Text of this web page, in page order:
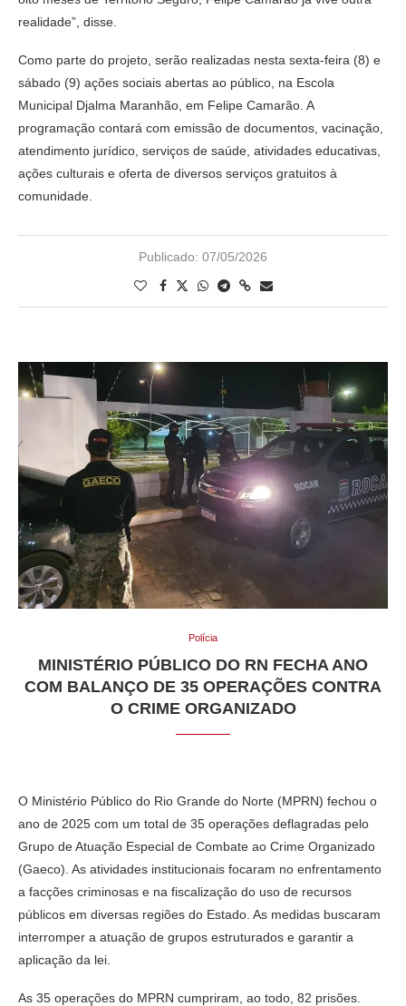
realidade”, disse.
Como parte do projeto, serão realizadas nesta sexta-feira (8) e
sábado (9) ações sociais abertas ao público, na Escola
Municipal Djalma Maranhão, em Felipe Camarão. A
programação contará com emissão de documentos, vacinação,
atendimento jurídico, serviços de saúde, atividades educativas,
ações culturais e oferta de diversos serviços gratuitos à
comunidade.
Publicado: 07/05/2026
Polícia
MINISTÉRIO PÚBLICO DO RN FECHA ANO
COM BALANÇO DE 35 OPERAÇÕES CONTRA
O CRIME ORGANIZADO
O Ministério Público do Rio Grande do Norte (MPRN) fechou o
ano de 2025 com um total de 35 operações deflagradas pelo
Grupo de Atuação Especial de Combate ao Crime Organizado
(Gaeco). As atividades institucionais focaram no enfrentamento
a facções criminosas e na fiscalização do uso de recursos
públicos em diversas regiões do Estado. As medidas buscaram
interromper a atuação de grupos estruturados e garantir a
aplicação da lei.
As 35 operações do MPRN cumpriram, ao todo, 82 prisões.